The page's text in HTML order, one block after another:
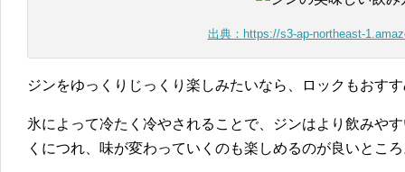
出典：https://s3-ap-northeast-
ジンをゆっくりじっくり楽しみたいなら、ロックもおす
氷によって冷たく冷やされることで、ジンはより飲みや
くにつれ、味が変わっていくのも楽しめるのが良いとこ